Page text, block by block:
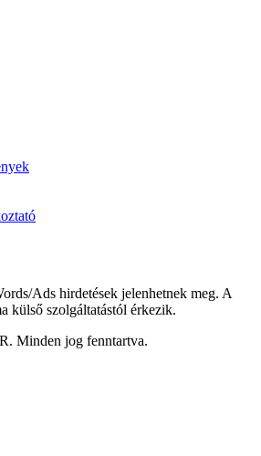
Ads hirdetések jelenhetnek meg. A
külső szolgáltatástól érkezik.
Minden jog fenntartva.